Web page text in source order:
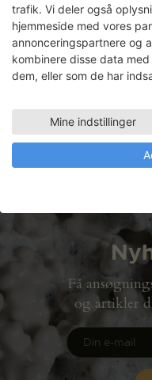
Yoshiko
Få
og artikler
trafik. Vi deler også
hjemmeside med vores
annonceringspartnere og
kombinere disse data
dem, eller som de har
Mine indstillinger